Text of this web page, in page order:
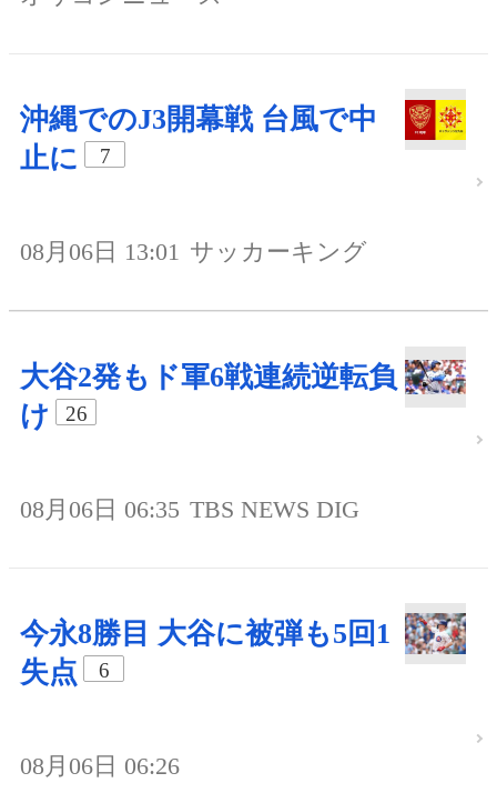
沖縄でのJ3開幕戦 台風で中
止に
7
08月06日 13:01 サッカーキング
大谷2発もド軍6戦連続逆転負
け
26
08月06日 06:35 TBS NEWS DIG
今永8勝目 大谷に被弾も5回1
失点
6
08月06日 06:26